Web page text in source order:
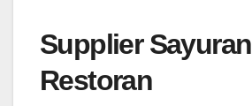
Supplier
Restoran